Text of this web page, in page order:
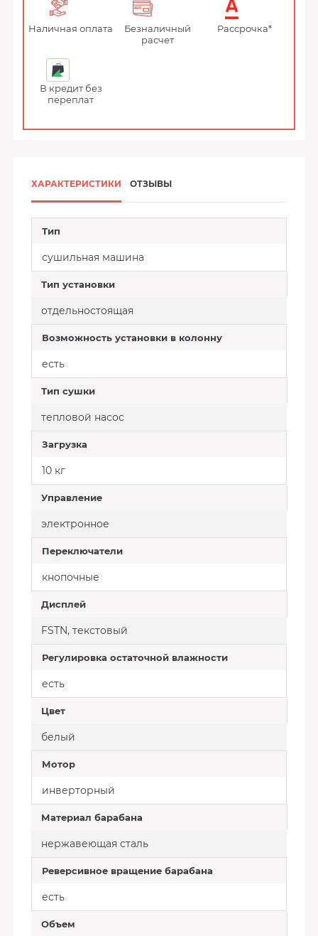
Наличная оплата
Безналичный
расчет
Рассрочка*
В кредит без
переплат
ХАРАКТЕРИСТИКИ ОТЗЫВЫ
Тип
сушильная машина
Тип установки
отдельностоящая
Возможность установки в колонну
есть
Тип сушки
тепловой насос
Загрузка
10 кг
Управление
электронное
Переключатели
кнопочные
Дисплей
FSTN, текстовый
Регулировка остаточной влажности
есть
Цвет
белый
Мотор
инверторный
Материал барабана
нержавеющая сталь
Реверсивное вращение барабана
есть
Объем